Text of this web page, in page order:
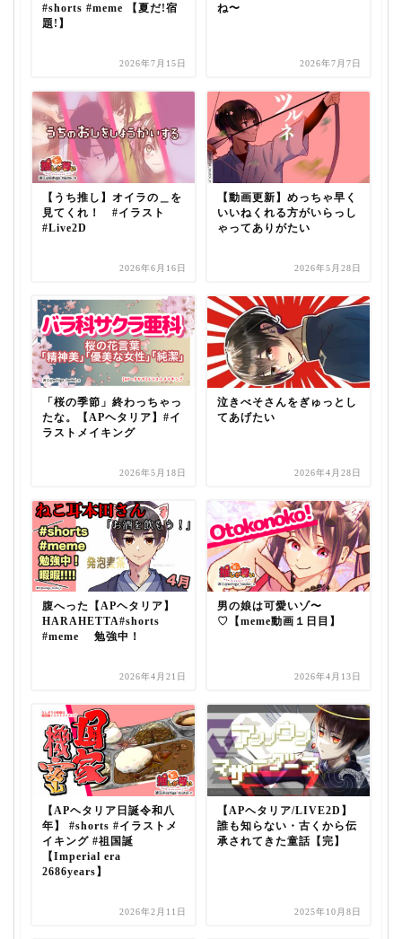
#shorts #meme 【夏だ!宿
題!】
2026年7月15日
ね〜
2026年7月7日
【うち推し】オイラの＿を
見てくれ！ #イラスト
#Live2D
2026年6月16日
【動画更新】めっちゃ早く
いいねくれる方がいらっし
ゃってありがたい
2026年5月28日
「桜の季節」終わっちゃっ
たな。【APヘタリア】#イ
ラストメイキング
2026年5月18日
泣きべそさんをぎゅっとし
てあげたい
2026年4月28日
腹へった【APヘタリア】
HARAHETTA#shorts
#meme 勉強中！
2026年4月21日
男の娘は可愛いゾ〜
♡【meme動画１日目】
2026年4月13日
【APヘタリア日誕令和八
年】 #shorts #イラストメ
イキング #祖国誕
【Imperial era
2686years】
2026年2月11日
【APヘタリア/LIVE2D】
誰も知らない・古くから伝
承されてきた童話【完】
2025年10月8日